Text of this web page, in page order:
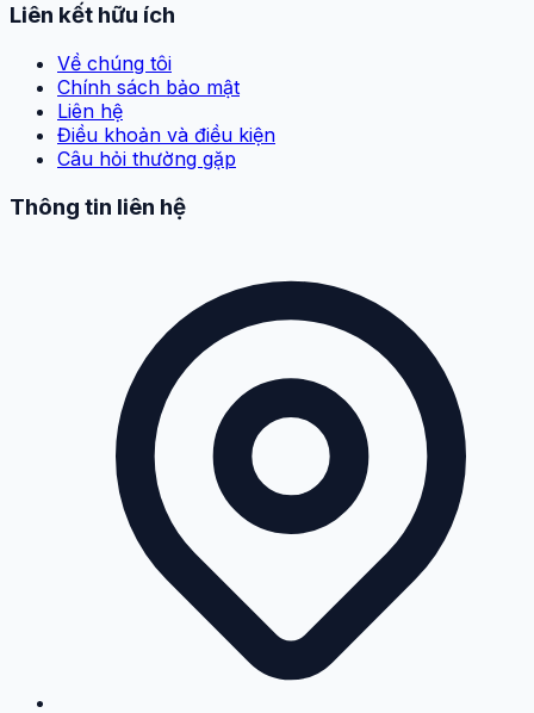
Liên kết hữu ích
Về chúng tôi
Chính sách bảo mật
Liên hệ
Điều khoản và điều kiện
Câu hỏi thường gặp
Thông tin liên hệ